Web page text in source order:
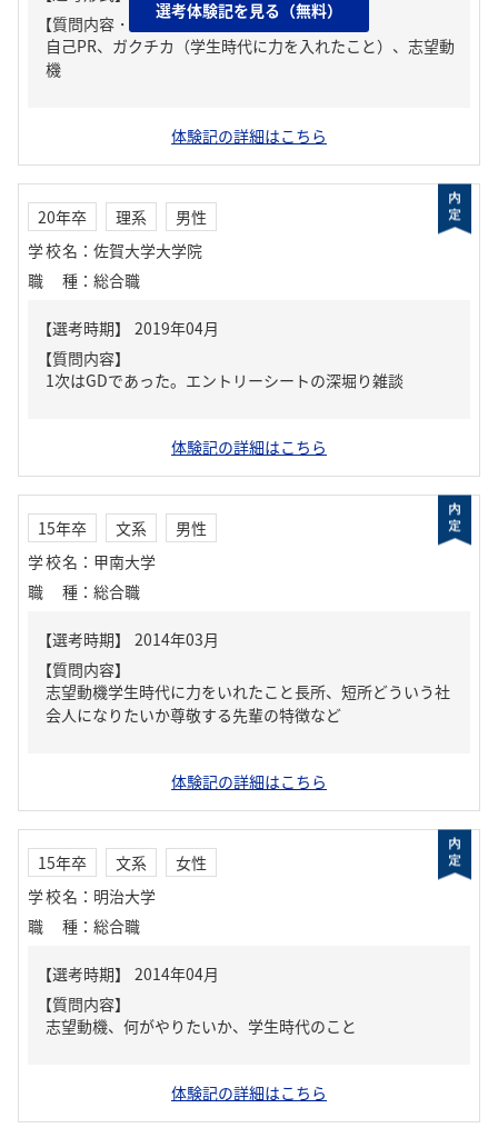
【質問内容・課題】
自己PR、ガクチカ（学生時代に力を入れたこと）、志望動
機
選考体験記を見る（無料）
体験記の詳細はこちら
20年卒 理系
男性
学校名 ： 佐賀大学大学院
職種 ： 総合職
【質問内容】
1次はGDであった。エントリーシートの深堀り雑談
体験記の詳細はこちら
15年卒 文系
男性
学校名 ： 甲南大学
職種 ： 総合職
【質問内容】
志望動機学生時代に力をいれたこと長所、短所どういう社
会人になりたいか尊敬する先輩の特徴など
体験記の詳細はこちら
15年卒 文系
女性
学校名 ： 明治大学
職種 ： 総合職
【質問内容】
志望動機、何がやりたいか、学生時代のこと
体験記の詳細はこちら